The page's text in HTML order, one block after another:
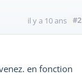
il y a 10 ans #2
en fonction